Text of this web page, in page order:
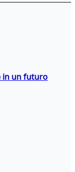
in un futuro